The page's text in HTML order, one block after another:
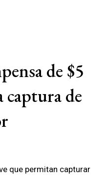
de $5
de
que permitan capturar